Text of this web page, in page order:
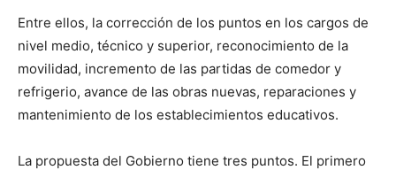
Entre ellos, la corrección de los puntos en los cargos de
nivel medio, técnico y superior, reconocimiento de la
movilidad, incremento de las partidas de comedor y
refrigerio, avance de las obras nuevas, reparaciones y
mantenimiento de los establecimientos educativos.
La propuesta del Gobierno tiene tres puntos. El primero